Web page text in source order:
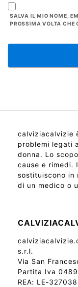
SALVA IL MIO NOME,
PROSSIMA VOLTA CHE
calviziacalvizie
problemi legati
donna. Lo
cause e rimedi.
sostituiscono in
di un medico o
s.r.l.
Via San
Partita Iva
REA: LE-327038